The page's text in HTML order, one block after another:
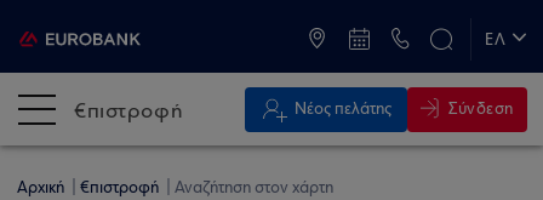
ΕΛ
€πιστροφή Νέος πελάτης Σύνδεση
Αρχική €πιστροφή Αναζήτηση στον χάρτη